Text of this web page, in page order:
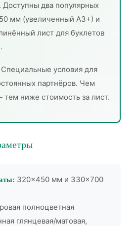
Доступны два популярных
мм (увеличенный А3+) и
лист для буклетов
Специальные условия для
партнёров. Чем
ниже стоимость за лист.
320×450 мм и 330×700
полноцветная
глянцевая/матовая,